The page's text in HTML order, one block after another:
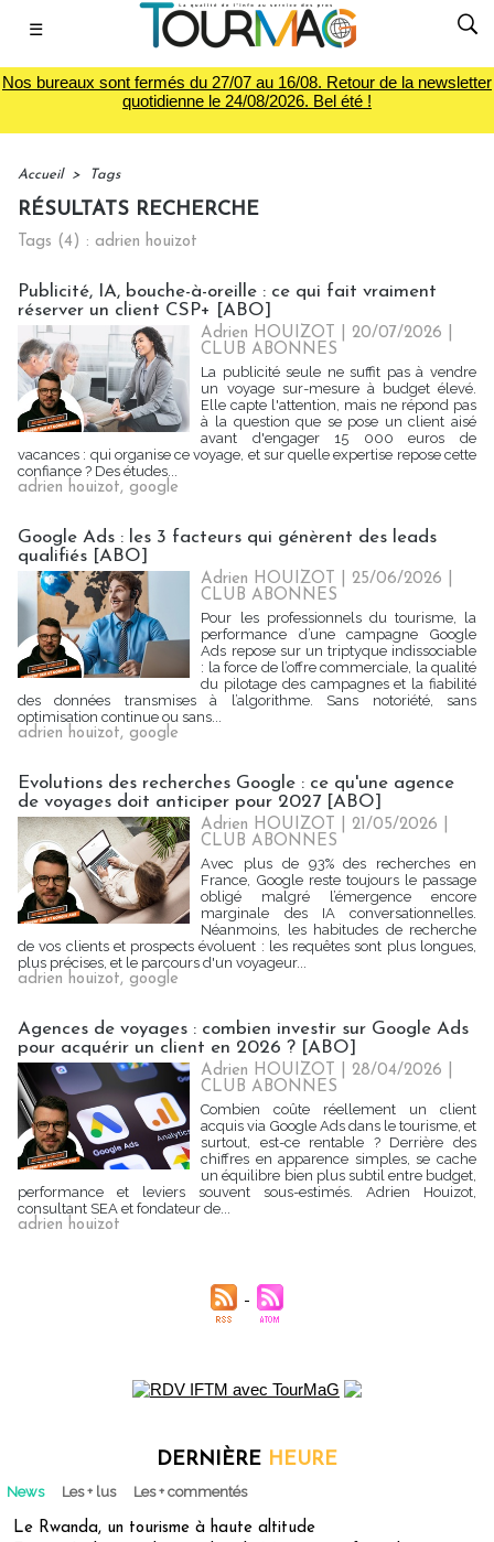
☰
Nos bureaux sont fermés du 27/07 au 16/08. Retour de la newsletter
quotidienne le 24/08/2026. Bel été !
Accueil > Tags
RÉSULTATS RECHERCHE
Tags (4) : adrien houizot
Publicité, IA, bouche-à-oreille : ce qui fait vraiment
réserver un client CSP+ [ABO]
Adrien HOUIZOT | 20/07/2026
CLUB ABONNES
La publicité seule ne suffit pas à vendre
un voyage sur-mesure à budget élevé.
Elle capte l'attention, mais ne répond pas
à la question que se pose un client aisé
avant d'engager 15 000 euros de
vacances : qui organise ce voyage, et sur quelle expertise repose cette
confiance ? Des études...
adrien houizot, google
Google Ads : les 3 facteurs qui génèrent des leads
qualifiés [ABO]
Adrien HOUIZOT | 25/06/2026
CLUB ABONNES
Pour les professionnels du tourisme, la
performance d’une campagne Google
Ads repose sur un triptyque indissociable
: la force de l’offre commerciale, la qualité
du pilotage des campagnes et la fiabilité
des données transmises à l’algorithme. Sans notoriété, sans
optimisation continue ou sans...
adrien houizot, google
Evolutions des recherches Google : ce qu'une agence
de voyages doit anticiper pour 2027 [ABO]
Adrien HOUIZOT | 21/05/2026
CLUB ABONNES
Avec plus de 93% des recherches en
France, Google reste toujours le passage
obligé malgré l’émergence encore
marginale des IA conversationnelles.
Néanmoins, les habitudes de recherche
de vos clients et prospects évoluent : les requêtes sont plus longues,
plus précises, et le parcours d'un voyageur...
adrien houizot, google
Agences de voyages : combien investir sur Google Ads
pour acquérir un client en 2026 ? [ABO]
Adrien HOUIZOT | 28/04/2026
CLUB ABONNES
Combien coûte réellement un client
acquis via Google Ads dans le tourisme, et
surtout, est-ce rentable ? Derrière des
chiffres en apparence simples, se cache
un équilibre bien plus subtil entre budget,
performance et leviers souvent sous-estimés. Adrien Houizot,
consultant SEA et fondateur de...
adrien houizot
DERNIÈRE HEURE
News Les + lus Les + commentés
Le Rwanda, un tourisme à haute altitude